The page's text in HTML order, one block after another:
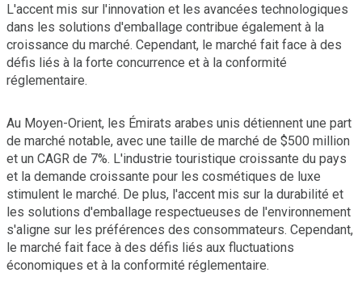
L'accent mis sur l'innovation et les avancées technologiques
dans les solutions d'emballage contribue également à la
croissance du marché. Cependant, le marché fait face à des
défis liés à la forte concurrence et à la conformité
réglementaire.
Au Moyen-Orient, les Émirats arabes unis détiennent une part
de marché notable, avec une taille de marché de $500 million
et un CAGR de 7%. L'industrie touristique croissante du pays
et la demande croissante pour les cosmétiques de luxe
stimulent le marché. De plus, l'accent mis sur la durabilité et
les solutions d'emballage respectueuses de l'environnement
s'aligne sur les préférences des consommateurs. Cependant,
le marché fait face à des défis liés aux fluctuations
économiques et à la conformité réglementaire.